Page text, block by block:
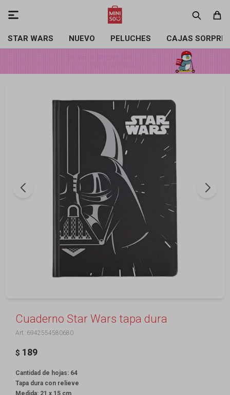
STAR WARS NUEVO PELUCHES CAJAS

Cuaderno Star Wars tapa dura
6942554580680
$ 189
Cantidad de hojas: 64
Tapa dura con relieve
Medida: 21 x 15 cm